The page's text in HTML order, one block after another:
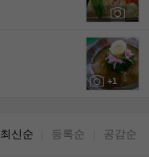
+1
최신순 등록순 공감순